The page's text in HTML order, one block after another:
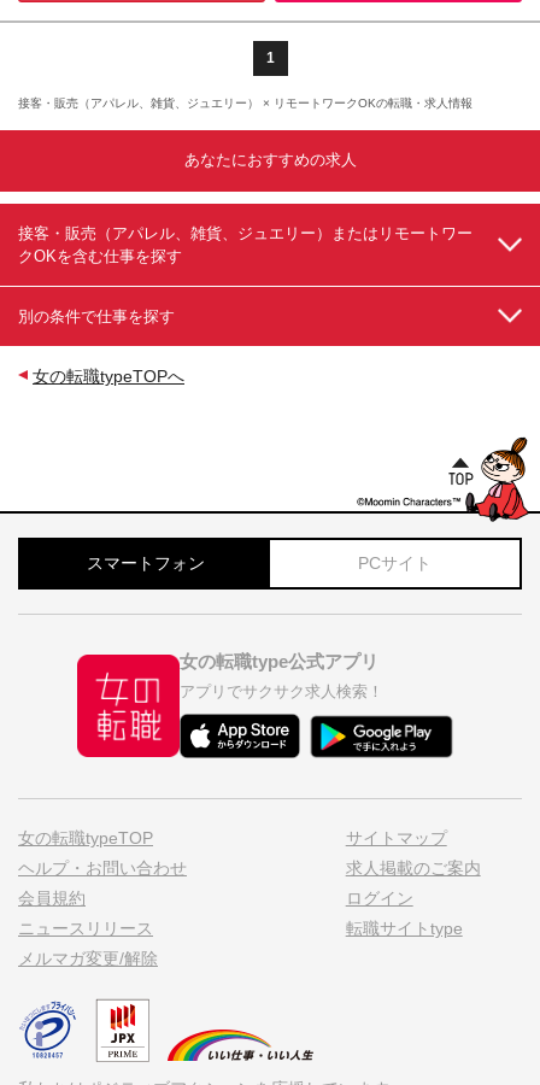
長野市南千歳町826 アールエフ C-ONE3Ｆ ■岐阜店／
岐阜県岐阜市吉野町6-6リブラ21コンフォートホテル
岐阜1F ■名古屋店／愛知県名古屋市中区栄2-1-1 日土
ビル5Ｆ ■大阪難波店／大阪府大阪市中央区千日前一
区下石井1丁目1−3 日本生命岡山第二ビル新館1Ｆ ■広
島店／広島県広島市中区中町6-30 広テレプラザ5F ■
天神店／福岡県福岡市中央区天神1-12-7 福岡ダイヤ
1
接客・販売（アパレル、雑貨、ジュエリー） × リモートワークOKの転職・求人情報
あなたにおすすめの求人
接客・販売（アパレル、雑貨、ジュエリー）またはリモートワー
クOKを含む仕事を探す
別の条件で仕事を探す
女の転職typeTOPへ
スマートフォン PCサイト
女の転職type公式アプリ
アプリでサクサク求人検索！
女の転職typeTOP
ヘルプ・お問い合わせ
会員規約
ニュースリリース
メルマガ変更/解除
サイトマップ
求人掲載のご案内
ログイン
転職サイトtype